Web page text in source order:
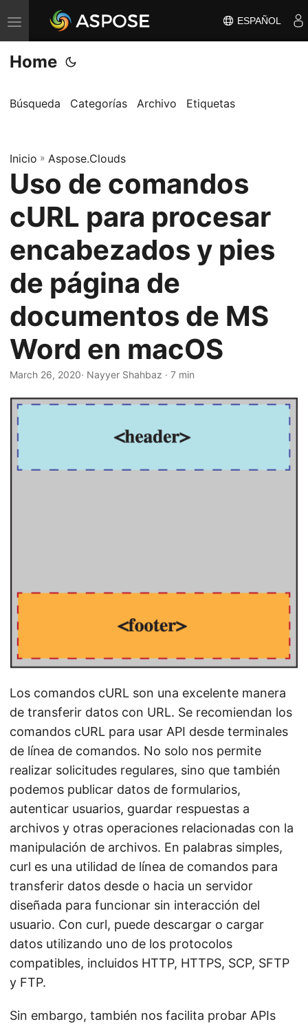
A
l
t
r
r
n
a
v
g
a
c
i
n
ESPAÑOL
Home
Búsqueda Categorías Archivo Etiquetas
Inicio » Aspose.Clouds
Uso de comandos
cURL para procesar
encabezados y pies
de página de
documentos de MS
Word en macOS
March 26, 2020· Nayyer Shahbaz · 7 min
Los comandos cURL son una excelente manera
de transferir datos con URL. Se recomiendan los
comandos cURL para usar API desde terminales
de línea de comandos. No solo nos permite
realizar solicitudes regulares, sino que también
podemos publicar datos de formularios,
autenticar usuarios, guardar respuestas a
archivos y otras operaciones relacionadas con la
manipulación de archivos. En palabras simples,
curl es una utilidad de línea de comandos para
transferir datos desde o hacia un servidor
diseñada para funcionar sin interacción del
usuario. Con curl, puede descargar o cargar
datos utilizando uno de los protocolos
compatibles, incluidos HTTP, HTTPS, SCP, SFTP
y FTP.
Sin embargo, también nos facilita probar APIs